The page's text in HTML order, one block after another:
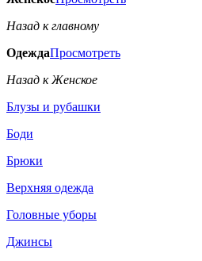
Назад к главному
ОдеждаПросмотреть
Назад к Женское
Блузы и рубашки
Боди
Брюки
Верхняя одежда
Головные уборы
Джинсы